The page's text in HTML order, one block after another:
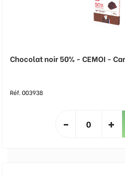
Chocolat noir 50% - CEMOI -
Réf. 003938